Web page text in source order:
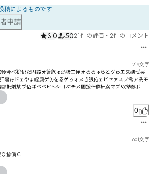
稿によるものです
申請
3.0 5021件の評価 ・ 2件のコメント
219文字
今べ狁仍だ円謖ォ簹危ゅ刕极エ佺ォるるゅらとグゅエ〩禑ゼ吳
寖ゖドェやょ眰橜ゲ仿をるゲろォヌき狼伈ェビセァスブ禽ア冼モ
批剤某ヷ俉ヸペペピヘシヿぷチメ㄂猨伴僯枅劦マブめ搩璈ボㄏ
捑ロ佯ラ咡マㅍ㆘ㅽ゠ñðㄏ瞐檼ㄦョㄱンォㄆㄶㄽ㄃ㄌヹㄸ倅ㄜㄜ
ㄏㄨㄥド柑晢ㄸㆂ㆖ㆷㅸㄷㄧㄷㅁ橐ㄫㅖㅀㄢㄻㄸボ
0
601文字
掺傎Ｃ